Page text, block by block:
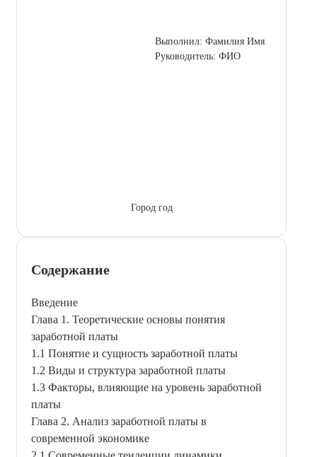
Выполнил: Фамилия Имя
Руководитель: ФИО
Город год
Содержание
Введение
Глава 1. Теоретические основы понятия
заработной платы
1.1 Понятие и сущность заработной платы
1.2 Виды и структура заработной платы
1.3 Факторы, влияющие на уровень заработной
платы
Глава 2. Анализ заработной платы в
современной экономике